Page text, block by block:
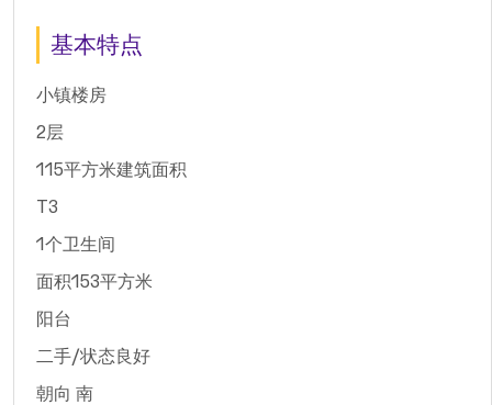
基本特点
小镇楼房
2层
115平方米建筑面积
T3
1个卫生间
面积153平方米
阳台
二手/状态良好
朝向 南